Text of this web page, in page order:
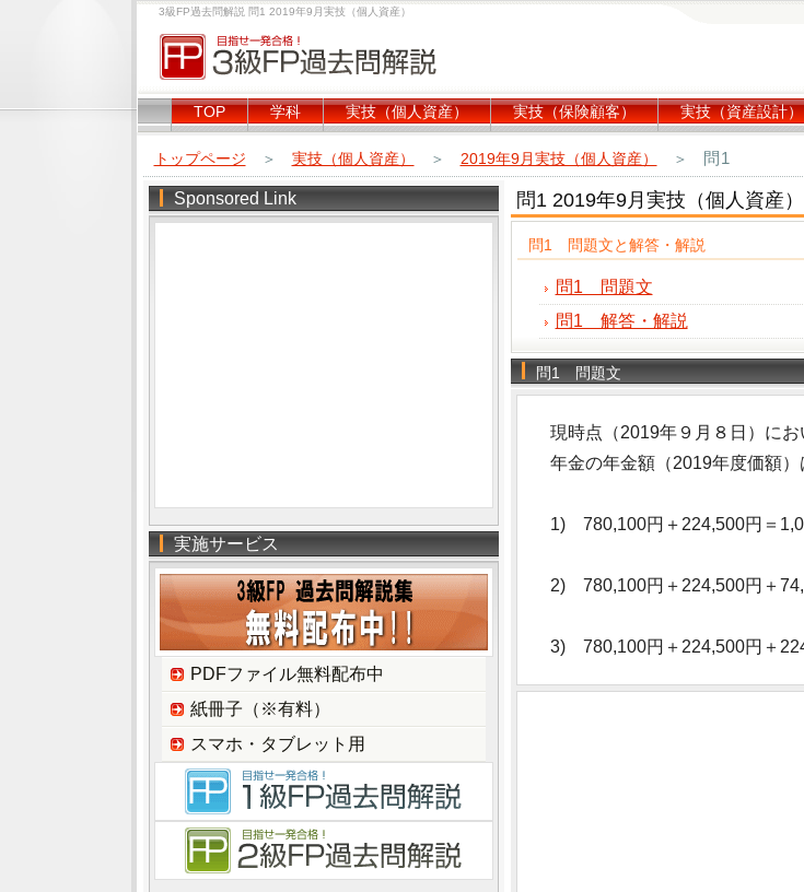
3級FP過去問解説 問1 2019年9月実技（個人資産）
TOP 学科 実技（個人資産） 実技（保険顧客） 実技（資産設計）
トップページ ＞ 実技（個人資産） ＞ 2019年9月実技（個人資産） ＞ 問1
問1 2019年9月実技（個人資産）
問1 問題文と解答・解説
問1 問題文
問1 解答・解説
問1 問題文
現時点（2019年９月８日）にお
年金の年金額（2019年度価額）
1) 780,100円＋224,500円＝
2) 780,100円＋224,500円＋
3) 780,100円＋224,500円＋
Sponsored Link
実施サービス
PDFファイル無料配布中
紙冊子（※有料）
スマホ・タブレット用